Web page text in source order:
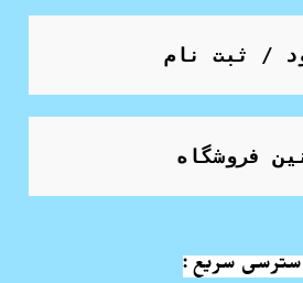
/ ثبت نام
فروشگاه
سریع :